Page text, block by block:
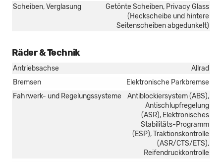
Scheiben, Verglasung
Getönte Scheiben, Privacy Glass
(Heckscheibe und hintere
Seitenscheiben abgedunkelt)
Räder & Technik
Antriebsachse
Allrad
Bremsen
Elektronische Parkbremse
Fahrwerk- und Regelungssysteme
Antiblockiersystem (ABS),
Antischlupfregelung
(ASR), Elektronisches
Stabilitäts-Programm
(ESP), Traktionskontrolle
(ASR/CTS/ETS),
Reifendruckkontrolle